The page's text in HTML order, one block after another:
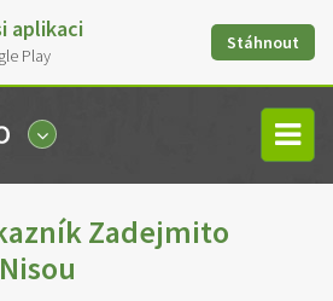
aplikaci
Play
Stáhnout
Zadejmito